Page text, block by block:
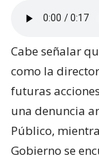
Cabe señalar
como la
futuras
una denuncia
Público,
Gobierno se